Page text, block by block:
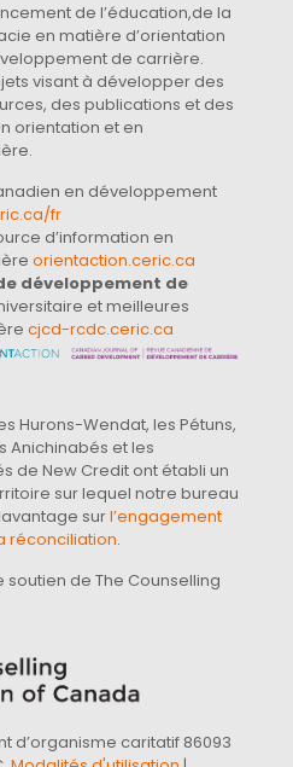
de l’éducation,de la
en matière d’orientation
de carrière.
visant à développer des
des publications et des
orientation et en
en développement
fr
d’information en
orientaction.ceric.ca
développement de
et meilleures
cjcd-rcdc.ceric.ca
Hurons-Wendat, les Pétuns,
Anichinabés et les
de New Credit ont établi un
sur lequel notre bureau
surl’engagement
réconciliation.
soutien de The Counselling
d’organisme caritatif 86093